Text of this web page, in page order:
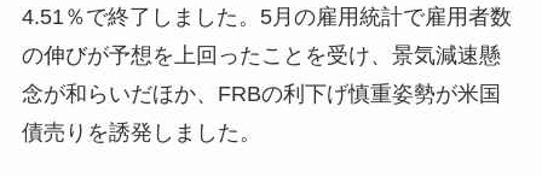
4.51％で終了しました。5月の雇用統計で雇用者数
の伸びが予想を上回ったことを受け、景気減速懸
念が和らいだほか、FRBの利下げ慎重姿勢が米国
債売りを誘発しました。